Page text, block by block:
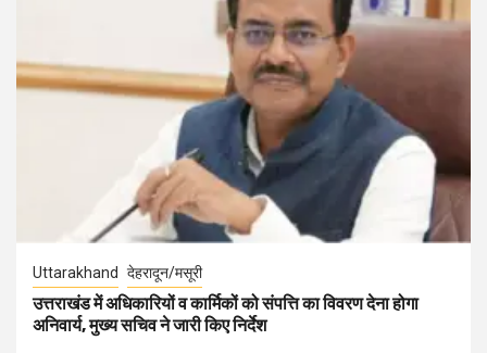
Uttarakhand देहरादून/मसूरी
उत्तराखंड में अधिकारियों व कार्मिकों को संपत्ति का विवरण देना होगा
अनिवार्य, मुख्य सचिव ने जारी किए निर्देश